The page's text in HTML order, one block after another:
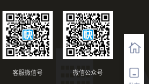
微信公众号
客服微信号